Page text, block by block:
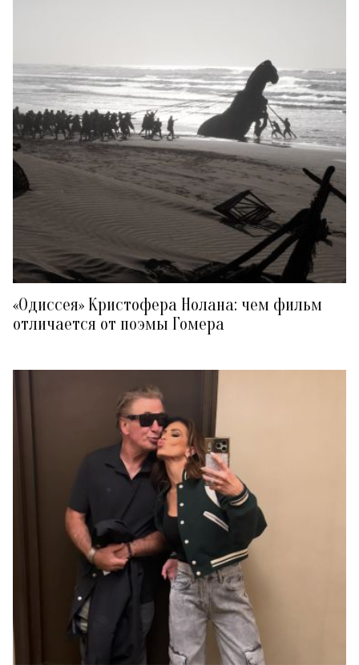
«Одиссея» Кристофера Нолана: чем фильм
отличается от поэмы Гомера